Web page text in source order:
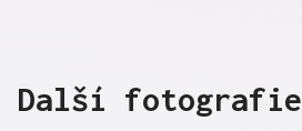
Další fotografie